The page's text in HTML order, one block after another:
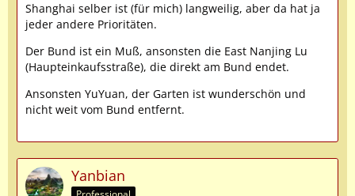
Shanghai selber ist (für mich) langweilig, aber da hat ja
jeder andere Prioritäten.
Der Bund ist ein Muß, ansonsten die East Nanjing Lu
(Haupteinkaufsstraße), die direkt am Bund endet.
Ansonsten YuYuan, der Garten ist wunderschön und
nicht weit vom Bund entfernt.
Yanbian